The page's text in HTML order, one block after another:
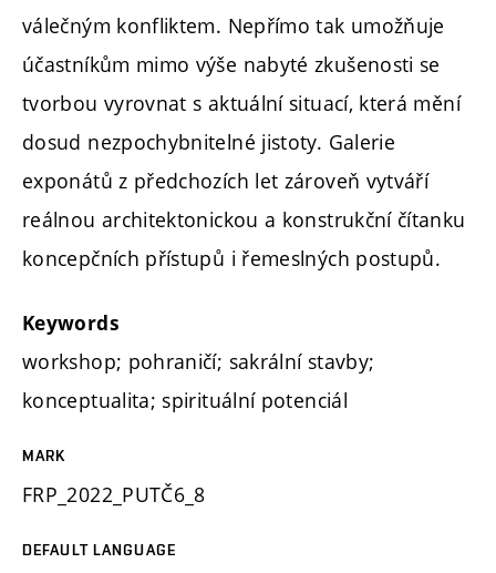
válečným konfliktem. Nepřímo tak umožňuje
účastníkům mimo výše nabyté zkušenosti se
tvorbou vyrovnat s aktuální situací, která mění
dosud nezpochybnitelné jistoty. Galerie
exponátů z předchozích let zároveň vytváří
reálnou architektonickou a konstrukční čítanku
koncepčních přístupů i řemeslných postupů.
Keywords
workshop; pohraničí; sakrální stavby;
konceptualita; spirituální potenciál
MARK
FRP_2022_PUTČ6_8
DEFAULT LANGUAGE